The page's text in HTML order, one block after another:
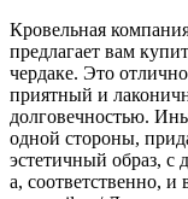
Кровельная
предлагает вам
чердаке. Это
приятный и
долговечностью.
одной стороны,
эстетичный образ, с
а, соответственно,